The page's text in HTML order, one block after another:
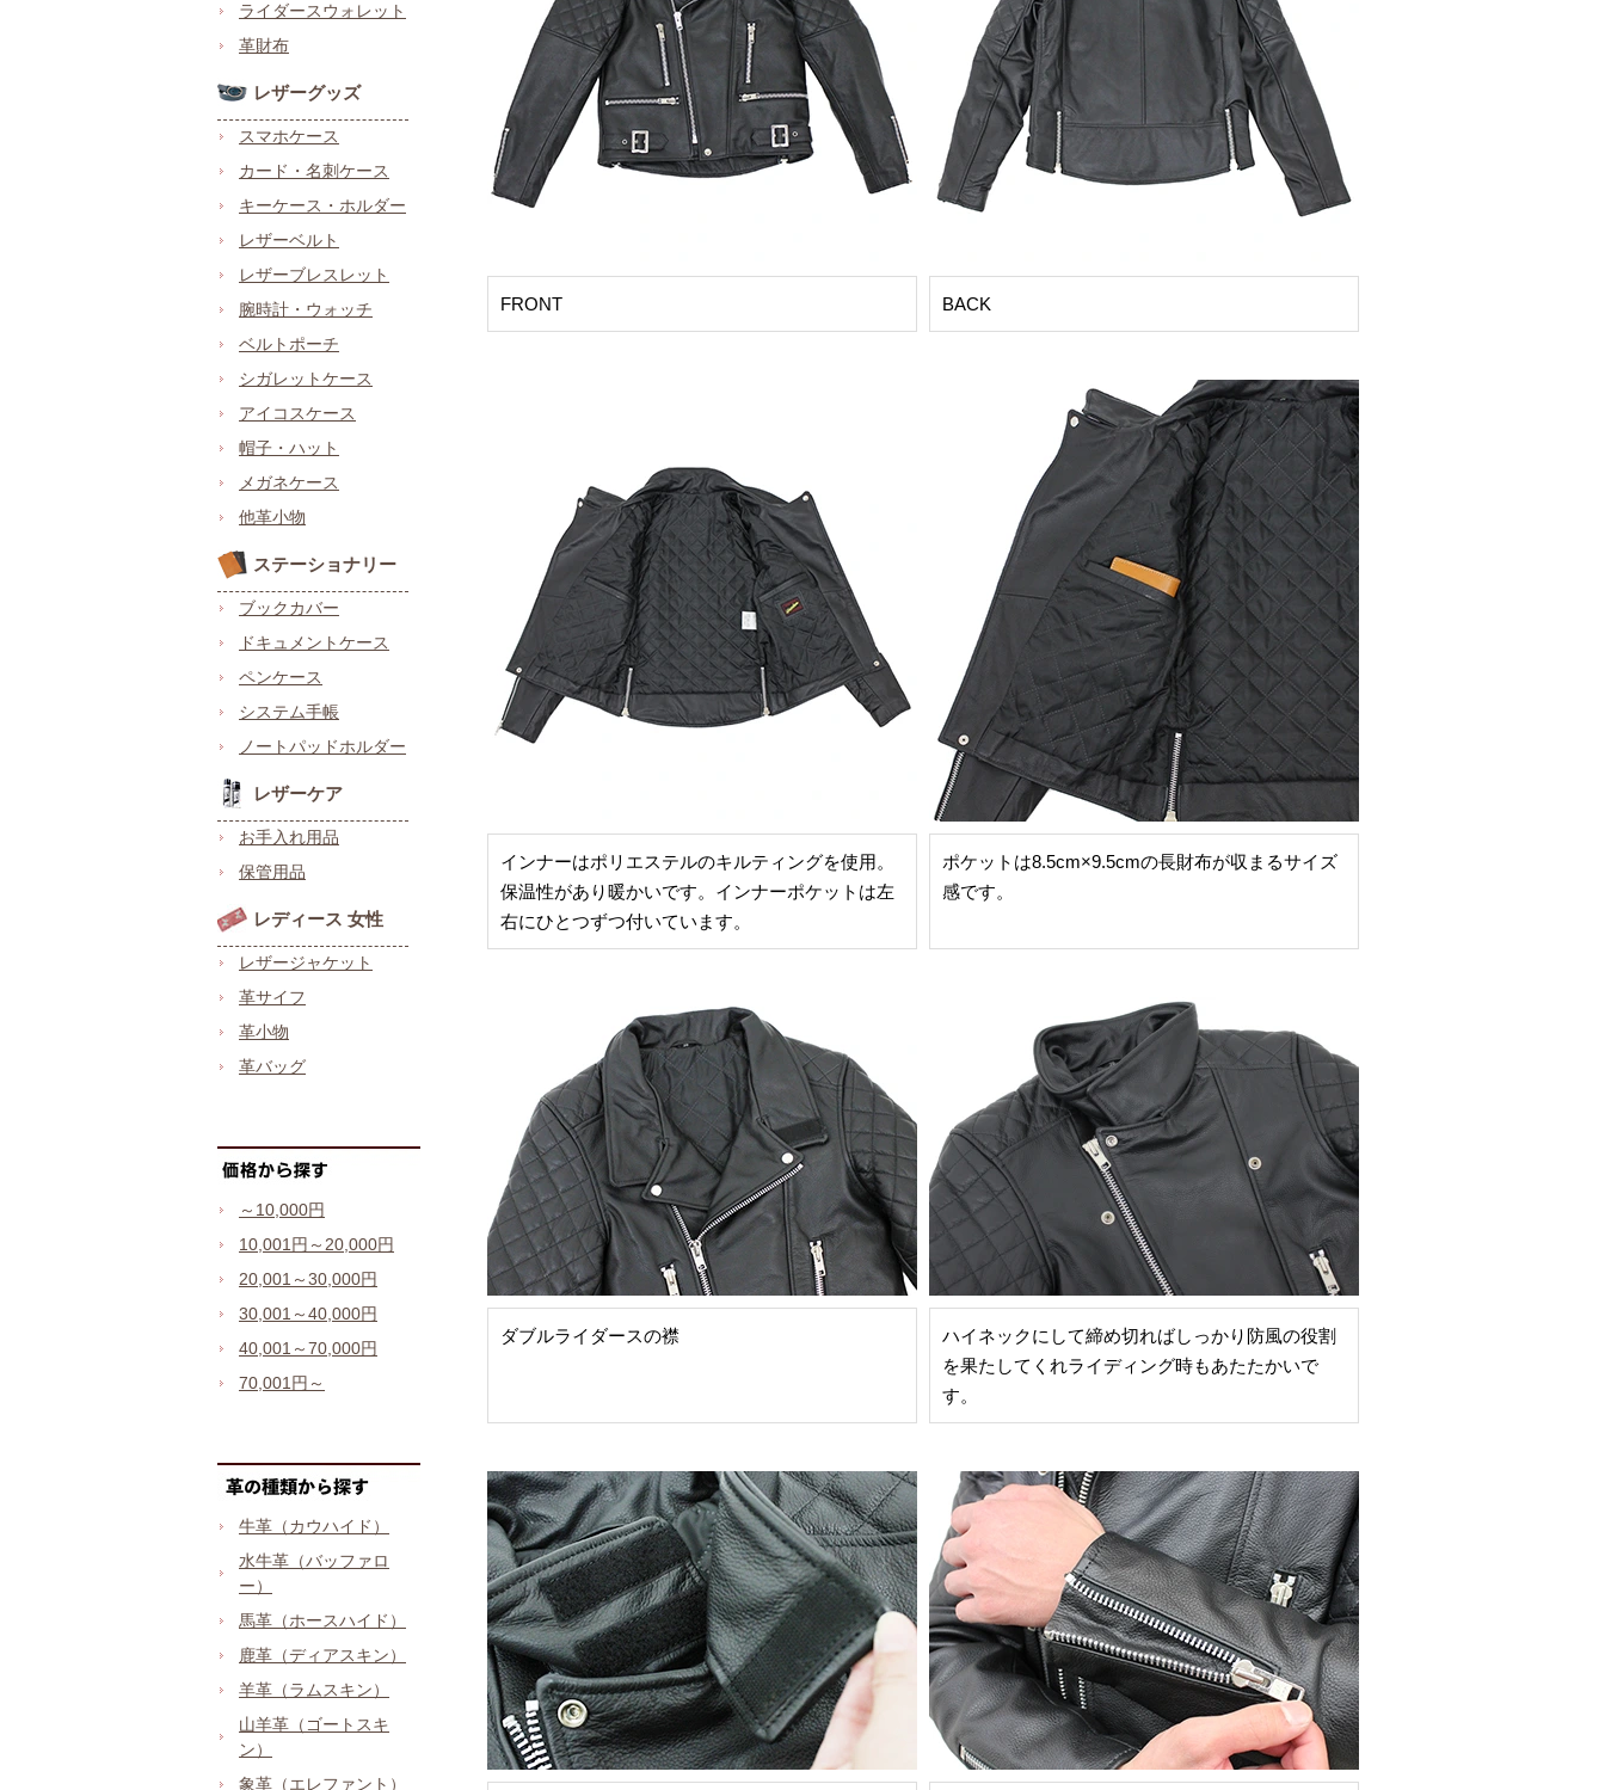
ライダースウォレット
革財布
レザーグッズ
スマホケース
カード・名刺ケース
キーケース・ホルダー
レザーベルト
レザーブレスレット
腕時計・ウォッチ
ベルトポーチ
シガレットケース
アイコスケース
帽子・ハット
メガネケース
他革小物
ステーショナリー
ブックカバー
ドキュメントケース
ペンケース
システム手帳
ノートパッドホルダー
レザーケア
お手入れ用品
保管用品
レディース 女性
レザージャケット
革サイフ
革小物
革バッグ
～10,000円
10,001円～20,000円
20,001～30,000円
30,001～40,000円
40,001～70,000円
70,001円～
牛革（カウハイド）
水牛革（バッファロ
ー）
馬革（ホースハイド）
鹿革（ディアスキン）
羊革（ラムスキン）
山羊革（ゴートスキ
ン）
象革（エレファント）
FRONT BACK
インナーはポリエステルのキルティングを使用。
保温性があり暖かいです。インナーポケットは左
右にひとつずつ付いています。
ポケットは8.5cm×9.5cmの長財布が収まるサイズ
感です。
ダブルライダースの襟
ハイネックにして締め切ればしっかり防風の役割
を果たしてくれライディング時もあたたかいで
す。